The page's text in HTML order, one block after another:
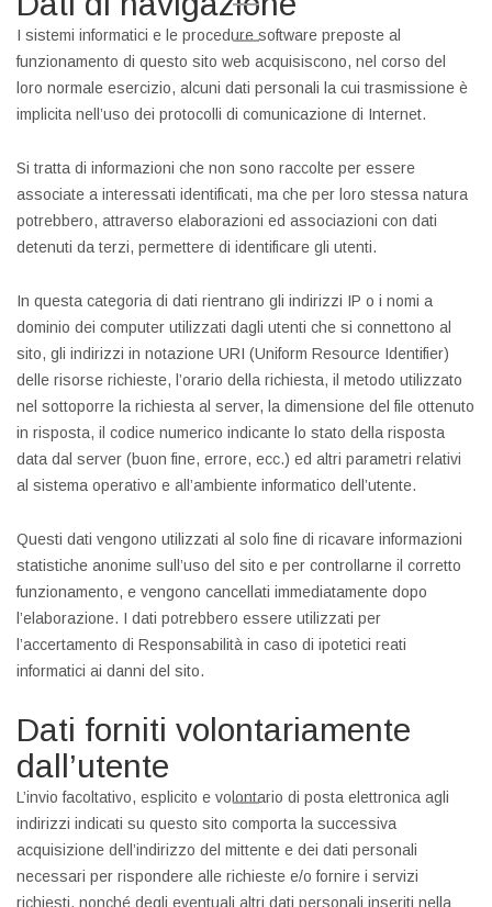
I sistemi informatici e le procedure software preposte al
funzionamento di questo sito web acquisiscono, nel corso del
loro normale esercizio, alcuni dati personali la cui trasmissione è
implicita nell’uso dei protocolli di comunicazione di Internet.
Si tratta di informazioni che non sono raccolte per essere
associate a interessati identificati, ma che per loro stessa natura
potrebbero, attraverso elaborazioni ed associazioni con dati
detenuti da terzi, permettere di identificare gli utenti.
In questa categoria di dati rientrano gli indirizzi IP o i nomi a
dominio dei computer utilizzati dagli utenti che si connettono al
sito, gli indirizzi in notazione URI (Uniform Resource Identifier)
delle risorse richieste, l’orario della richiesta, il metodo utilizzato
nel sottoporre la richiesta al server, la dimensione del file ottenuto
in risposta, il codice numerico indicante lo stato della risposta
data dal server (buon fine, errore, ecc.) ed altri parametri relativi
al sistema operativo e all’ambiente informatico dell’utente.
Questi dati vengono utilizzati al solo fine di ricavare informazioni
statistiche anonime sull’uso del sito e per controllarne il corretto
funzionamento, e vengono cancellati immediatamente dopo
l’elaborazione. I dati potrebbero essere utilizzati per
l’accertamento di Responsabilità in caso di ipotetici reati
informatici ai danni del sito.
Dati forniti volontariamente
dall’utente
L’invio facoltativo, esplicito e volontario di posta elettronica agli
indirizzi indicati su questo sito comporta la successiva
acquisizione dell’indirizzo del mittente e dei dati personali
necessari per rispondere alle richieste e/o fornire i servizi
richiesti, nonché degli eventuali altri dati personali inseriti nella